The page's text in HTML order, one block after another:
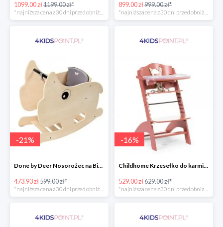
1099.00 zł1199.00 zł*
*najniższa cena z 30 dni przed obniżką
899.00 zł999.00 zł*
*najniższa cena z 30 dni przed obniżką
-21%
Done by Deer Nosorożec na Biegunach
473.93 zł599.00 zł*
-16%
Childhome Krzesełko do karmienia Lambda 3 ceglaste
529.00 zł629.00 zł*